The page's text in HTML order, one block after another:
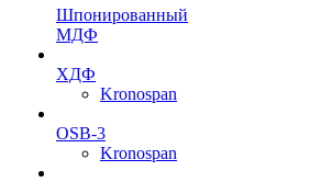
Шпонированный
МДФ
ХДФ
Kronospan
OSB-3
Kronospan